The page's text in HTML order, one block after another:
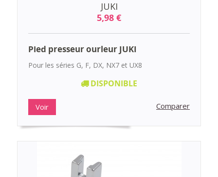
JUKI
5,98 €
Pied presseur ourleur JUKI
Pour les séries G, F, DX, NX7 et UX8
DISPONIBLE
Voir Comparer